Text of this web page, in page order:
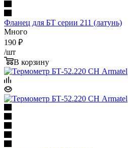
Фланец для БТ серии 211 (латунь)
Много
190 ₽
/шт
В корзину